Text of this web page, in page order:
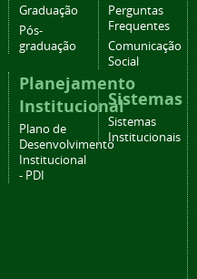
Graduação
Pós-
graduação
Planejamento
Institucional
Plano de
Desenvolvimento
Institucional
- PDI
Perguntas
Frequentes
Comunicação
Social
Sistemas
Sistemas
Institucionais